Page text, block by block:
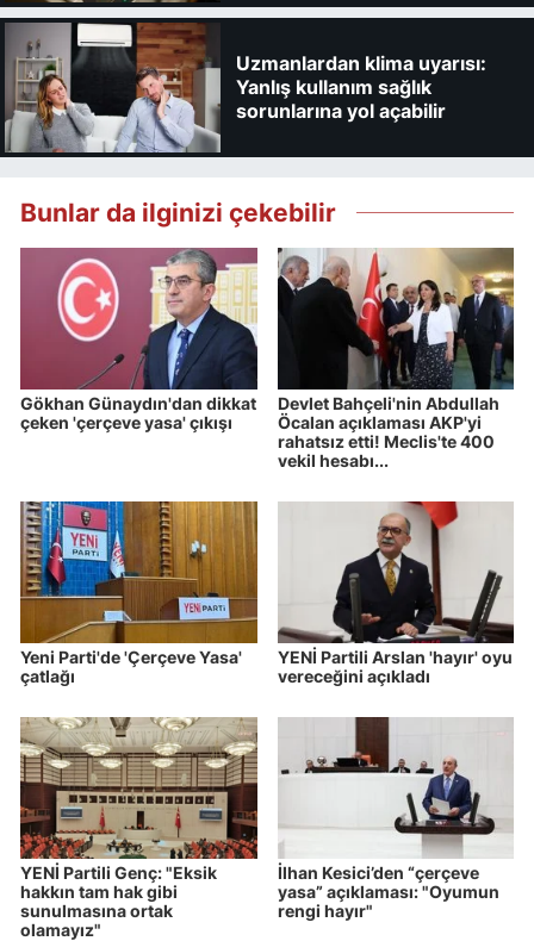
Uzmanlardan klima uyarısı:
Yanlış kullanım sağlık
sorunlarına yol açabilir
Bunlar da ilginizi çekebilir
Gökhan Günaydın'dan dikkat
çeken 'çerçeve yasa' çıkışı
Devlet Bahçeli'nin Abdullah
Öcalan açıklaması AKP'yi
rahatsız etti! Meclis'te 400
vekil hesabı...
Yeni Parti'de 'Çerçeve Yasa'
çatlağı
YENİ Partili Arslan 'hayır' oyu
vereceğini açıkladı
YENİ Partili Genç: "Eksik
hakkın tam hak gibi
sunulmasına ortak
olamayız"
İlhan Kesici’den “çerçeve
yasa” açıklaması: "Oyumun
rengi hayır"